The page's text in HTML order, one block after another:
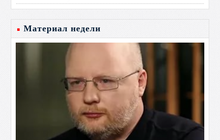
Материал недели